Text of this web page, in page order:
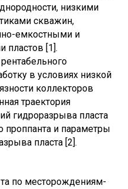
низкими
скважин,
емкостными и
пластов [1].
в условиях низкой
коллекторов
траектория
гидроразрыва пласта
проппанта и параметры
пласта [2].
по месторождениям-